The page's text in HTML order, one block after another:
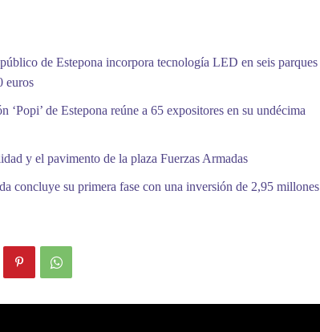
de Estepona incorpora tecnología LED en seis parques
euros
‘Popi’ de Estepona reúne a 65 expositores en su undécima
y el pavimento de la plaza Fuerzas Armadas
concluye su primera fase con una inversión de 2,95 millones